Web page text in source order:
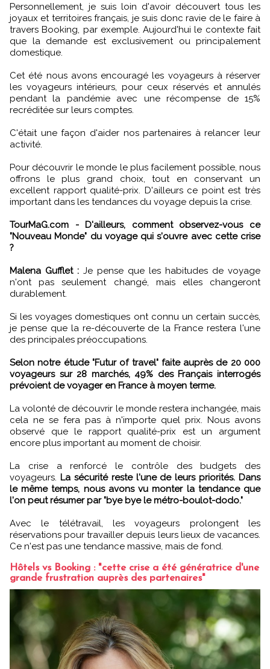
Personnellement, je suis loin d'avoir découvert tous les
joyaux et territoires français, je suis donc ravie de le faire à
travers Booking, par exemple. Aujourd'hui le contexte fait
que la demande est exclusivement ou principalement
domestique.
Cet été nous avons encouragé les voyageurs à réserver
les voyageurs intérieurs, pour ceux réservés et annulés
pendant la pandémie avec une récompense de 15%
recréditée sur leurs comptes.
C'était une façon d'aider nos partenaires à relancer leur
activité.
Pour découvrir le monde le plus facilement possible, nous
offrons le plus grand choix, tout en conservant un
excellent rapport qualité-prix. D'ailleurs ce point est très
important dans les tendances du voyage depuis la crise.
TourMaG.com - D'ailleurs, comment observez-vous ce
"Nouveau Monde" du voyage qui s'ouvre avec cette crise
?
Malena Gufflet : Je pense que les habitudes de voyage
n'ont pas seulement changé, mais elles changeront
durablement.
Si les voyages domestiques ont connu un certain succès,
je pense que la re-découverte de la France restera l'une
des principales préoccupations.
Selon notre étude "Futur of travel" faite auprès de 20 000
voyageurs sur 28 marchés, 49% des Français interrogés
prévoient de voyager en France à moyen terme.
La volonté de découvrir le monde restera inchangée, mais
cela ne se fera pas à n'importe quel prix. Nous avons
observé que le rapport qualité-prix est un argument
encore plus important au moment de choisir.
La crise a renforcé le contrôle des budgets des
voyageurs. La sécurité reste l'une de leurs priorités. Dans
le même temps, nous avons vu monter la tendance que
l'on peut résumer par "bye bye le métro-boulot-dodo."
Avec le télétravail, les voyageurs prolongent les
réservations pour travailler depuis leurs lieux de vacances.
Ce n'est pas une tendance massive, mais de fond.
Hôtels vs Booking : "cette crise a été génératrice d'une
grande frustration auprès des partenaires"